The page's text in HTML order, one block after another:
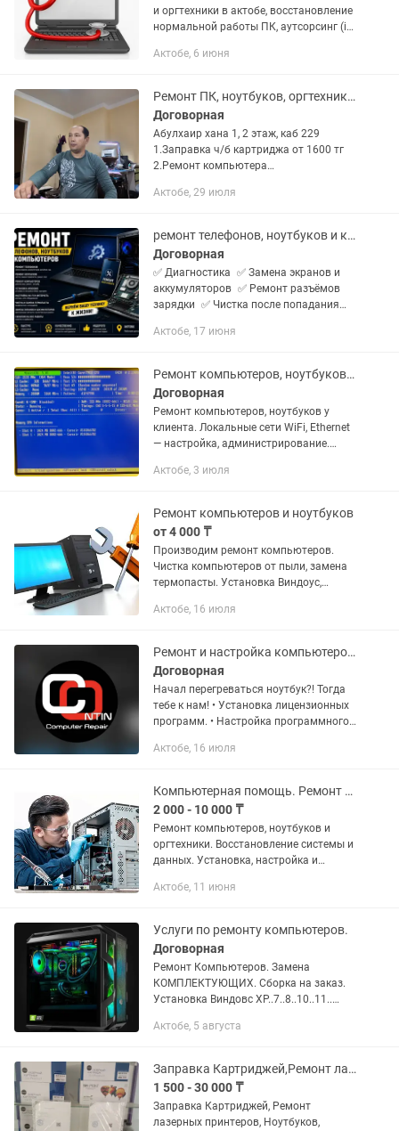
и оргтехники в актобе, восстановление
нормальной работы ПК, аутсорсинг (it
оргтехники.срочный ремонт,заправка
Актобе, 6 июня
Ремонт ПК, ноутбуков, оргтехники. Ремонт маникюр. аппар. Заправка картриджа
Договорная
Абулхаир хана 1, 2 этаж, каб 229
1.Заправка ч/б картриджа от 1600 тг
2.Ремонт компьютера
3.Ремонт принтера от 3000
Актобе, 29 июля
ремонт телефонов, ноутбуков и компьютеров в АКТОБЕ
Договорная
✅ Диагностика ✅ Замена экранов и
аккумуляторов ✅ Ремонт разъёмов
зарядки ✅ Чистка после попадания
Установка и настройка Windows ✅
Настройка...
Актобе, 17 июня
Ремонт компьютеров, ноутбуков у клиента. Андрей.
Договорная
Ремонт компьютеров, ноутбуков у
клиента. Локальные сети WiFi, Ethernet
— настройка, администрирование.
-налогоплательщика -судебный
Актобе, 3 июля
Ремонт компьютеров и ноутбуков
от 4 000 ₸
Производим ремонт компьютеров.
Чистка компьютеров от пыли, замена
термопасты. Установка Виндоус,
СОНО. Антивирусы, офисные
Актобе, 16 июля
Ремонт и настройка компьютеров, ноутбуков
Договорная
Начал перегреваться ноутбук?! Тогда
тебе к нам! • Установка лицензионных
программ. • Настройка программного
Сохранение данных • Чистка от пыли,
Актобе, 16 июля
Компьютерная помощь. Ремонт компьютеров, ноутбуков и оргтехники
2 000 - 10 000 ₸
Ремонт компьютеров, ноутбуков и
оргтехники. Восстановление системы и
данных. Установка, настройка и
производительности путем установки
Актобе, 11 июня
Услуги по ремонту компьютеров.
Договорная
Ремонт Компьютеров. Замена
КОМПЛЕКТУЮЩИХ. Сборка на заказ.
Установка Виндовс XP..7..8..10..11..
Установка Драйверов. Сопутствующих
Оптимизация...
Актобе, 5 августа
Заправка Картриджей,Ремонт лазерных ч/б принтеров, Ноутбуков, Компьютеров
1 500 - 30 000 ₸
Заправка Картриджей, Ремонт
лазерных принтеров, Ноутбуков,